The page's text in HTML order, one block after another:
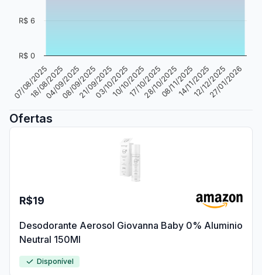
07/08/2025
18/08/2025
04/09/2025
08/09/2025
21/09/2025
03/10/2025
10/10/202517/10/2025
28/10/2025
08/11/202514/11/2025
12/12/2025
27/01/2026
R$ 0
R$ 6
Ofertas
R$19
Desodorante Aerosol Giovanna Baby 0% Aluminio
Neutral 150Ml
Disponível